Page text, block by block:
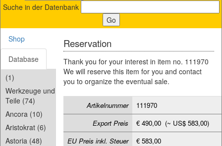
Suche in der Datenbank
Shop
Database
(1)
Werkzeuge und
Teile (74)
Ancora (10)
Aristokrat (6)
Astoria (48)
Reservation
Thank you for your interest in item no. 111970
We will reserve this item for you and contact
you to organize the eventual sale.
Artikelnummer
111970
Export Preis
€ 490,00 (~ US$ 583,00)
EU Preis inkl. Steuer
€ 583,00